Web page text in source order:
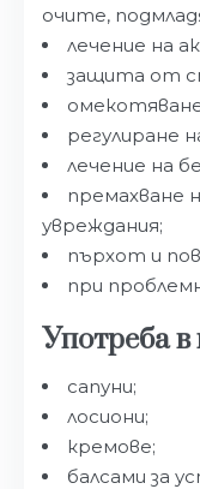
очите,
лечение на
защита от
регулиране
лечение на
премахване
увреждания;
пърхот и
при
Употреба в
сапуни;
лосиони;
кремове;
балсами за